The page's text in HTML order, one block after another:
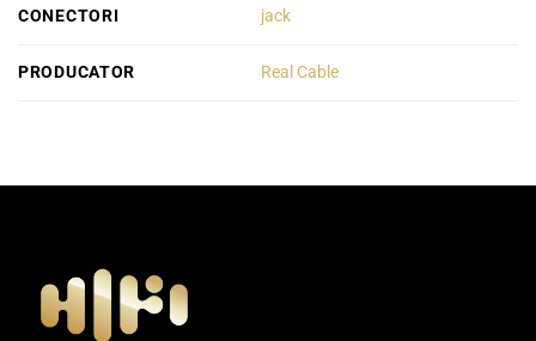
CONECTORI jack
PRODUCATOR Real Cable